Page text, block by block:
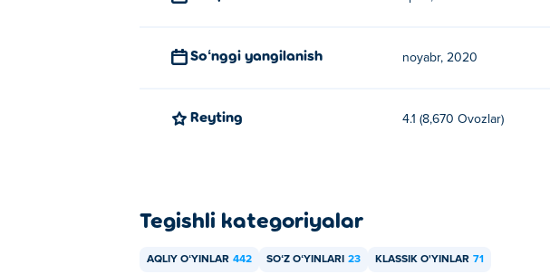
Soʻnggi yangilanish noyabr, 2020
Reyting 4.1 (8,670 Ovozlar)
Tegishli kategoriyalar
AQLIY OʻYINLAR 442 SOʻZ OʻYINLARI 23 KLASSIK O'YINLAR 71